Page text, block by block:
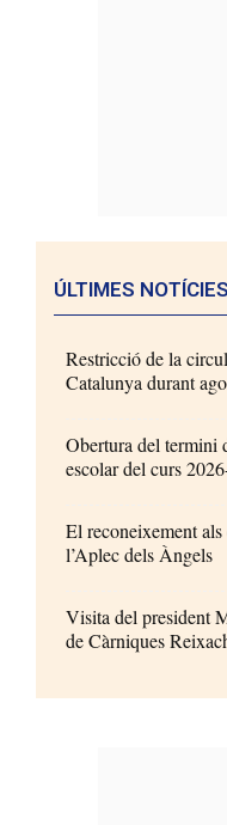
ÚLTIMES
Restricció de la
Catalunya durant
Obertura del termini
escolar del curs
El reconeixement als
l’Aplec dels Àngels
Visita del president
de Càrniques